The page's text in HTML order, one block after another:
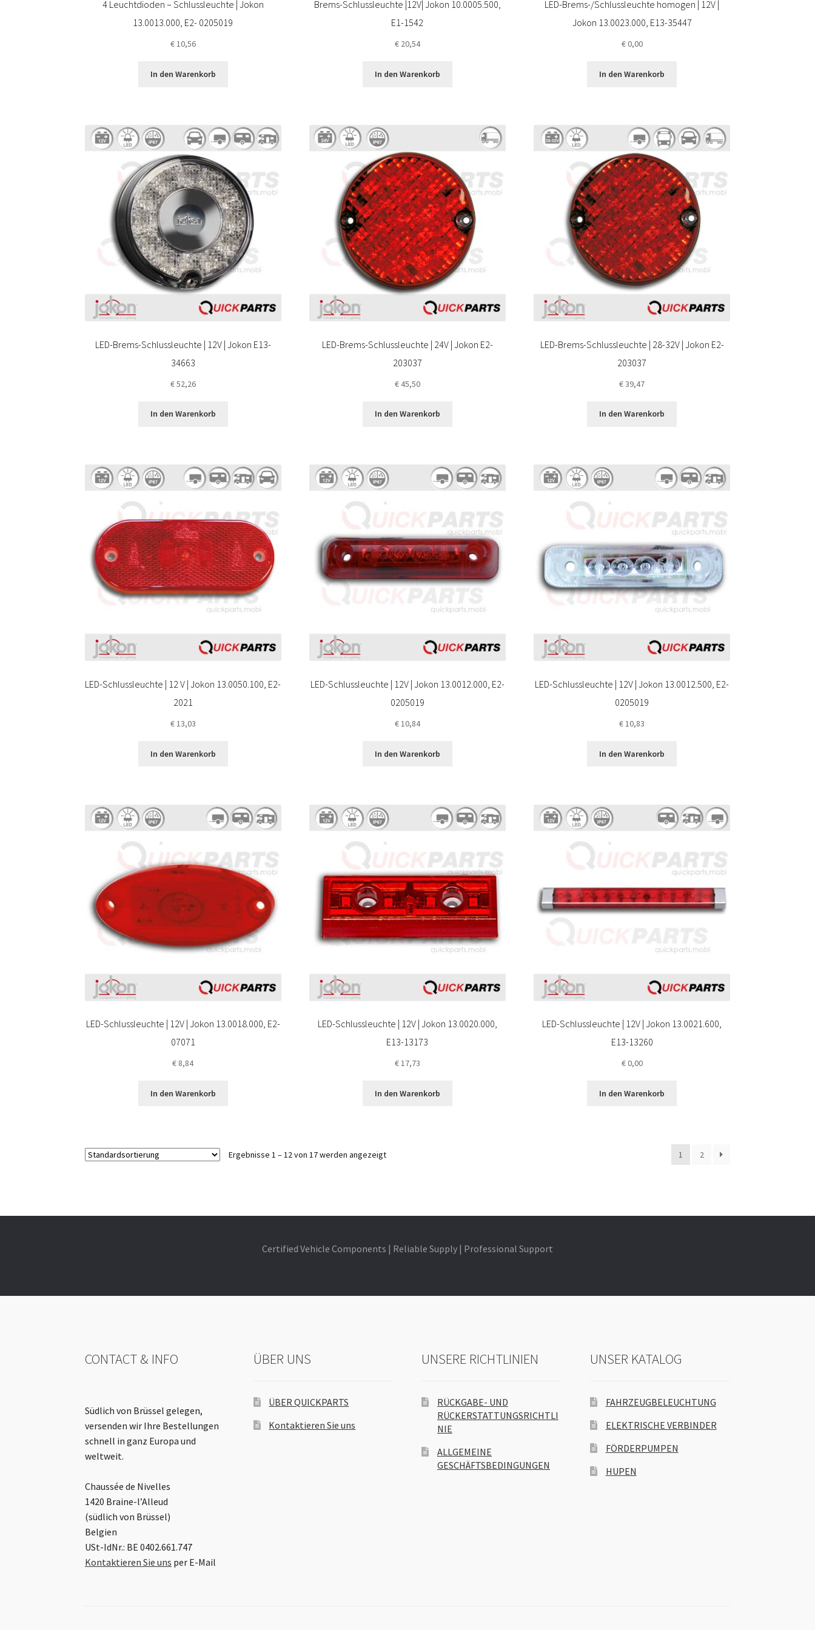
4 Leuchtdioden – Schlussleuchte | Jokon
13.0013.000, E2- 0205019
€10,56
In den Warenkorb
Brems-Schlussleuchte |12V| Jokon 10.0005.500,
E1-1542
€20,54
In den Warenkorb
LED-Brems-/Schlussleuchte homogen | 12V |
Jokon 13.0023.000, E13-35447
€0,00
In den Warenkorb
LED-Brems-Schlussleuchte | 12V | Jokon E13-
34663
€52,26
In den Warenkorb
LED-Brems-Schlussleuchte | 24V | Jokon E2-
203037
€45,50
In den Warenkorb
LED-Brems-Schlussleuchte | 28-32V | Jokon E2-
203037
€39,47
In den Warenkorb
LED-Schlussleuchte | 12 V | Jokon 13.0050.100, E2-
2021
€13,03
In den Warenkorb
LED-Schlussleuchte | 12V | Jokon 13.0012.000, E2-
0205019
€10,84
In den Warenkorb
LED-Schlussleuchte | 12V | Jokon 13.0012.500, E2-
0205019
€10,83
In den Warenkorb
LED-Schlussleuchte | 12V | Jokon 13.0018.000, E2-
07071
€ 8,84
In den Warenkorb
LED-Schlussleuchte | 12V | Jokon 13.0020.000,
E13-13173
€17,73
In den Warenkorb
LED-Schlussleuchte | 12V | Jokon 13.0021.600,
E13-13260
€0,00
In den Warenkorb
Ergebnisse 1 – 12 von 17 werden angezeigt 1 2
Certified Vehicle Components | Reliable Supply | Professional Support
CONTACT & INFO
Südlich von Brüssel gelegen,
versenden wir Ihre Bestellungen
schnell in ganz Europa und
weltweit.
Chaussée de Nivelles
1420 Braine-l’Alleud
(südlich von Brüssel)
Belgien
USt-IdNr.: BE 0402.661.747
Kontaktieren Sie uns per E-Mail
ÜBER UNS
ÜBER QUICKPARTS
Kontaktieren Sie uns
UNSERE RICHTLINIEN
RÜCKGABE- UND
RÜCKERSTATTUNGSRICHTLI
NIE
ALLGEMEINE
GESCHÄFTSBEDINGUNGEN
UNSER KATALOG
FAHRZEUGBELEUCHTUNG
ELEKTRISCHE VERBINDER
FÖRDERPUMPEN
HUPEN